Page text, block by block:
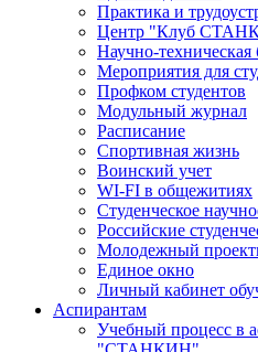
Практика и
Центр "Клуб
Научно-техническая
Мероприятия для
Профком студентов
Модульный журнал
Расписание
Спортивная жизнь
Воинский учет
WI-FI в общежитиях
Студенческое
Российские
Молодежный
Единое окно
Личный кабинет
Аспирантам
Учебный процесс в